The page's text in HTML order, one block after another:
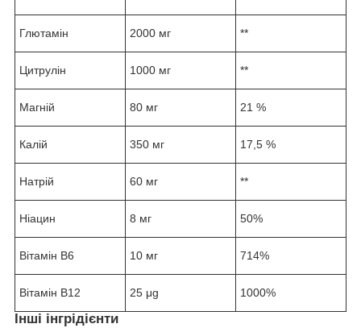
Глютамін 2000 мг **
Цитрулін 1000 мг **
Магній 80 мг 21 %
Калій 350 мг 17,5 %
Натрій 60 мг **
Ніацин 8 мг 50%
Вітамін B6 10 мг 714%
Вітамін B12 25 μg 1000%
Інші інгрідієнти